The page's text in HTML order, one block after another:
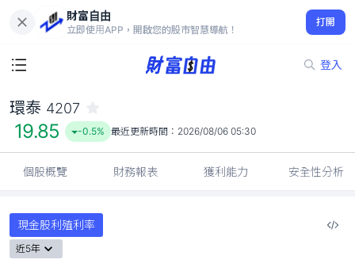
財富自由
立即使用APP，開啟您的股市智慧導航！
打開
登入
19.85
-0.5%
環泰 4207
19.85 -0.5% 最近更新時間： 2026/08/06 05:30
個股概覽 財務報表 獲利能力 安全性分析
現金股利殖利率
近5年